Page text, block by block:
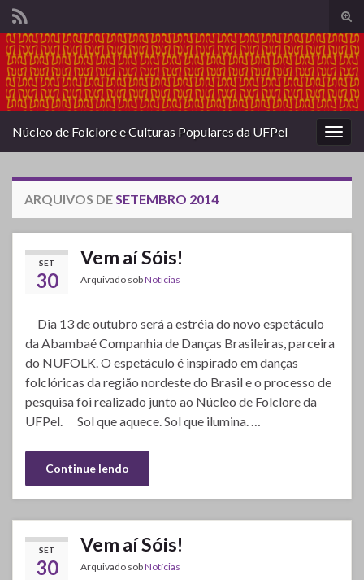
de
Search for:
Núcleo de Folclore e Culturas Populares da UFPel
ARQUIVOS DE SETEMBRO 2014
SET
30
Vem aí Sóis!
Arquivado sobNotícias
Dia 13 de outubro será a estréia do novo espetáculo
da Abambaé Companhia de Danças Brasileiras, parceira
do NUFOLK. O espetáculo é inspirado em danças
folclóricas da região nordeste do Brasil e o processo de
pesquisa foi realizado junto ao Núcleo de Folclore da
UFPel. Sol que aquece. Sol que ilumina. …
Continue lendo
SET
30
Vem aí Sóis!
Arquivado sobNotícias